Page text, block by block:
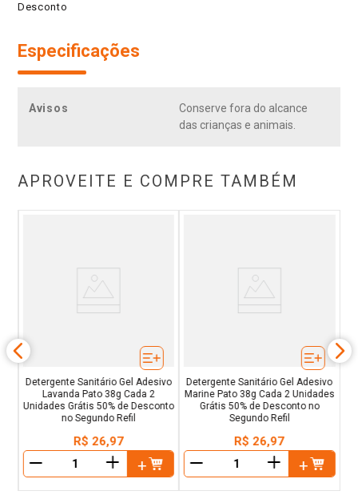
Desconto
Especificações
Avisos
Conserve fora do alcance
das crianças e animais.
APROVEITE E COMPRE TAMBÉM
Detergente Sanitário Gel Adesivo
Lavanda Pato 38g Cada 2
Unidades Grátis 50% de Desconto
no Segundo Refil
R$ 26,97
＋
Detergente Sanitário Gel Adesivo
Marine Pato 38g Cada 2 Unidades
Grátis 50% de Desconto no
Segundo Refil
R$ 26,97
＋